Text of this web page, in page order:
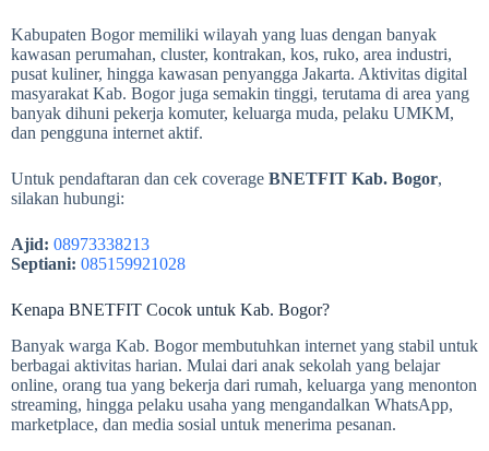
Kabupaten Bogor memiliki wilayah yang luas dengan banyak
kawasan perumahan, cluster, kontrakan, kos, ruko, area industri,
pusat kuliner, hingga kawasan penyangga Jakarta. Aktivitas digital
masyarakat Kab. Bogor juga semakin tinggi, terutama di area yang
banyak dihuni pekerja komuter, keluarga muda, pelaku UMKM,
dan pengguna internet aktif.
Untuk pendaftaran dan cek coverage BNETFIT Kab. Bogor,
silakan hubungi:
Ajid: 08973338213
Septiani: 085159921028
Kenapa BNETFIT Cocok untuk Kab. Bogor?
Banyak warga Kab. Bogor membutuhkan internet yang stabil untuk
berbagai aktivitas harian. Mulai dari anak sekolah yang belajar
online, orang tua yang bekerja dari rumah, keluarga yang menonton
streaming, hingga pelaku usaha yang mengandalkan WhatsApp,
marketplace, dan media sosial untuk menerima pesanan.